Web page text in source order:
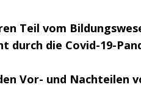
Teil vom
die Covid-19-
Vor- und Nachteilen